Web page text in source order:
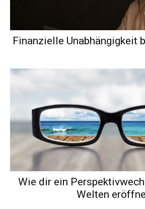
Finanzielle Unabhängigkeit
Wie dir ein
Welten